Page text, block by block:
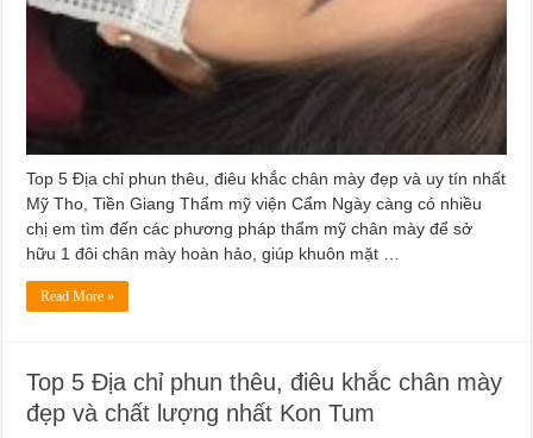
Top 5 Địa chỉ phun thêu, điêu khắc chân mày đẹp và uy tín nhất
Mỹ Tho, Tiền Giang Thẩm mỹ viện Cẩm Ngày càng có nhiều
chị em tìm đến các phương pháp thẩm mỹ chân mày để sở
hữu 1 đôi chân mày hoàn hảo, giúp khuôn mặt …
Read More »
Top 5 Địa chỉ phun thêu, điêu khắc chân mày
đẹp và chất lượng nhất Kon Tum